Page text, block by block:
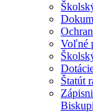
Voľné
Štatút